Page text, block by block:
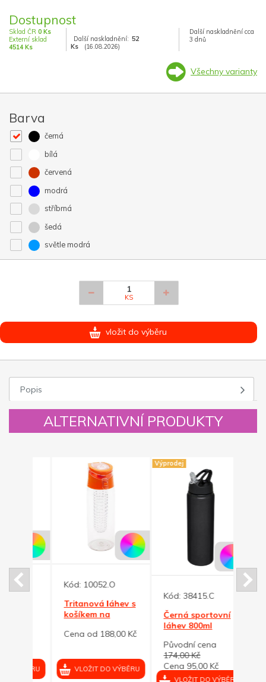
Dostupnost
Sklad ČR 0 Ks
Externí sklad
4514 Ks
Další naskladnění: 52
Ks
(16.08.2026)
Další naskladnění cca
3 dnů
Všechny varianty
Barva
černá
bílá
červená
modrá
stříbrná
šedá
světle modrá
KS
vložit do výběru
Popis
ALTERNATIVNÍ PRODUKTY
Kód:10052.O
Tritanová láhev s
košíkem na
víčko
Cena od 188,00 Kč
VLOŽIT DO VÝBĚRU
Výprodej
Kód:38415.C
Černá sportovní
láhev 800ml
Původní cena
174,00 Kč
Cena 95,00 Kč
VLOŽIT DO VÝBĚRU
Kód: